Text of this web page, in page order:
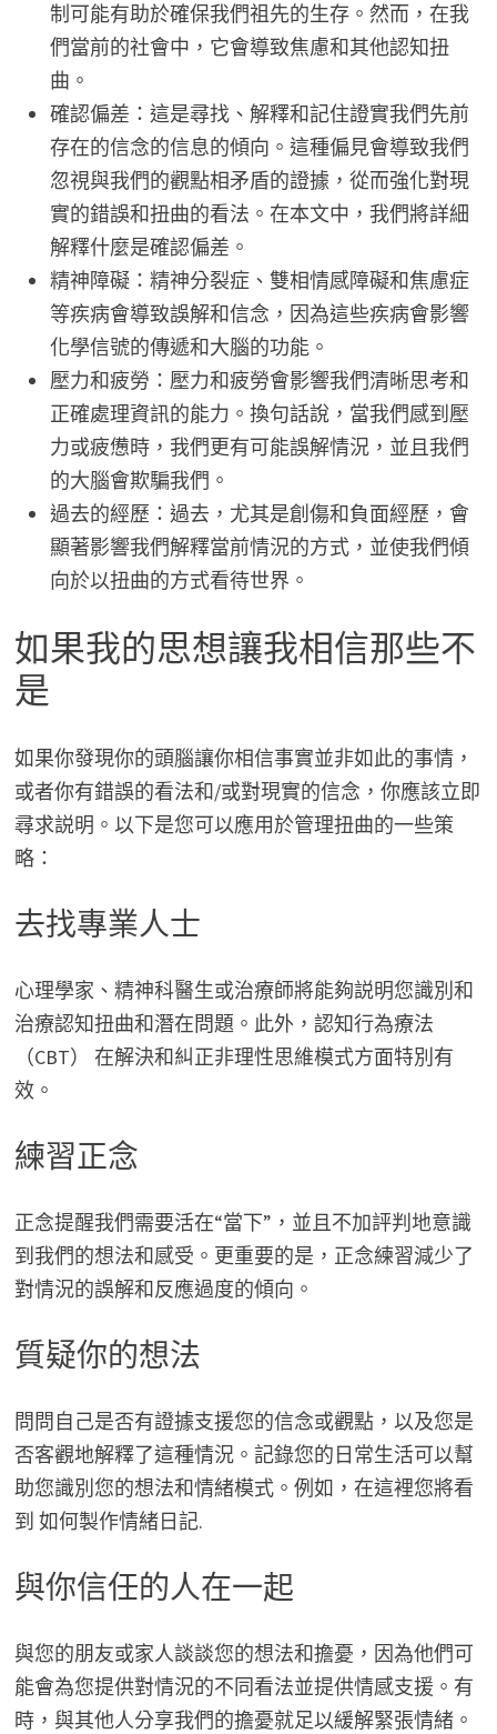
制可能有助於確保我們祖先的生存。然而，在我
們當前的社會中，它會導致焦慮和其他認知扭
曲。
確認偏差：這是尋找、解釋和記住證實我們先前
存在的信念的信息的傾向。這種偏見會導致我們
忽視與我們的觀點相矛盾的證據，從而強化對現
實的錯誤和扭曲的看法。在本文中，我們將詳細
解釋什麼是確認偏差。
精神障礙：精神分裂症、雙相情感障礙和焦慮症
等疾病會導致誤解和信念，因為這些疾病會影響
化學信號的傳遞和大腦的功能。
壓力和疲勞：壓力和疲勞會影響我們清晰思考和
正確處理資訊的能力。換句話說，當我們感到壓
力或疲憊時，我們更有可能誤解情況，並且我們
的大腦會欺騙我們。
過去的經歷：過去，尤其是創傷和負面經歷，會
顯著影響我們解釋當前情況的方式，並使我們傾
向於以扭曲的方式看待世界。
如果我的思想讓我相信那些不
是
如果你發現你的頭腦讓你相信事實並非如此的事情，
或者你有錯誤的看法和/或對現實的信念，你應該立即
尋求説明。以下是您可以應用於管理扭曲的一些策
略：
去找專業人士
心理學家、精神科醫生或治療師將能夠説明您識別和
治療認知扭曲和潛在問題。此外，認知行為療法
（CBT） 在解決和糾正非理性思維模式方面特別有
效。
練習正念
正念提醒我們需要活在“當下”，並且不加評判地意識
到我們的想法和感受。更重要的是，正念練習減少了
對情況的誤解和反應過度的傾向。
質疑你的想法
問問自己是否有證據支援您的信念或觀點，以及您是
否客觀地解釋了這種情況。記錄您的日常生活可以幫
助您識別您的想法和情緒模式。例如，在這裡您將看
到 如何製作情緒日記.
與你信任的人在一起
與您的朋友或家人談談您的想法和擔憂，因為他們可
能會為您提供對情況的不同看法並提供情感支援。有
時，與其他人分享我們的擔憂就足以緩解緊張情緒。